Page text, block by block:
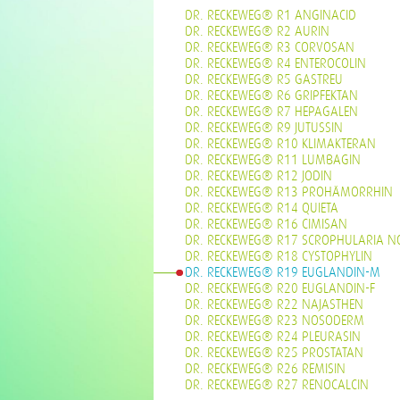
DR. RECKEWEG® R1 ANGINACID
DR. RECKEWEG® R2 AURIN
DR. RECKEWEG® R3 CORVOSAN
DR. RECKEWEG® R4 ENTEROCOLIN
DR. RECKEWEG® R5 GASTREU
DR. RECKEWEG® R6 GRIPFEKTAN
DR. RECKEWEG® R7 HEPAGALEN
DR. RECKEWEG® R9 JUTUSSIN
DR. RECKEWEG® R10 KLIMAKTERAN
DR. RECKEWEG® R11 LUMBAGIN
DR. RECKEWEG® R12 JODIN
DR. RECKEWEG® R13 PROHÄMORRHIN
DR. RECKEWEG® R14 QUIETA
DR. RECKEWEG® R16 CIMISAN
DR. RECKEWEG® R17 SCROPHULARIA
DR. RECKEWEG® R18 CYSTOPHYLIN
DR. RECKEWEG® R19 EUGLANDIN-M
DR. RECKEWEG® R20 EUGLANDIN-F
DR. RECKEWEG® R22 NAJASTHEN
DR. RECKEWEG® R23 NOSODERM
DR. RECKEWEG® R24 PLEURASIN
DR. RECKEWEG® R25 PROSTATAN
DR. RECKEWEG® R26 REMISIN
DR. RECKEWEG® R27 RENOCALCIN